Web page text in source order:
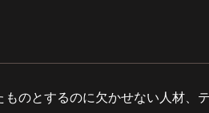
のとするのに欠かせない人材、